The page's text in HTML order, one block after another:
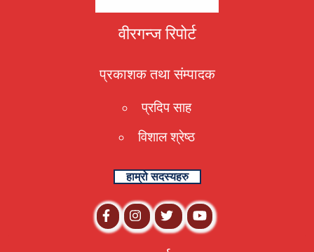
वीरगन्ज रिपोर्ट
प्रकाशक तथा संम्पादक
प्रदिप साह
विशाल श्रेष्ठ
हाम्रो सदस्यहरु